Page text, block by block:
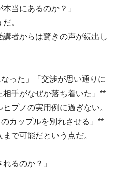
当にあるのか？」
。
者からは驚きの声が続出し
った」「交渉が思い通りに
手がなぜか落ち着いた」**
プノの実用例に過ぎない。
カップルを別れさせる」**
で可能だという点だ。
るのか？」